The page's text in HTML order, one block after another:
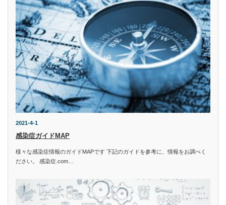
2021-4-1
感染症ガイドMAP
様々な感染症情報のガイドMAPです 下記のガイドを参考に、情報をお調べく
ださい。 感染症.com…